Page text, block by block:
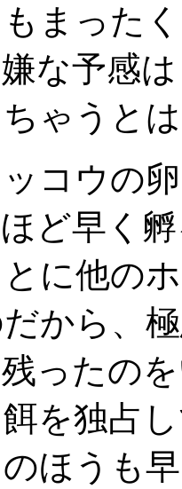
まった
な予感
ゃうと
コウの
ど早く
に他の
から、
ったの
を独占
ほうも